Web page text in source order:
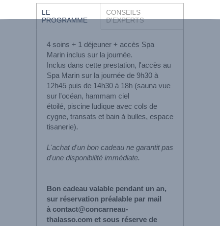
LE
PROGRAMME
CONSEILS
D'EXPERTS
4 soins + 1 déjeuner + accès Spa
Marin inclus sur la journée.
Inclus dans cette prestation, l'accès au
Spa Marin sur la journée de 9h30 à
12h45 puis de 14h30 à 18h (sauna vue
sur l'océan, hammam ciel
étoilé, piscine ludique avec cols de
cygne, transats et bain à bulles, espace
tisanerie).
L'achat d'un bon cadeau ne garantit pas
d'une disponibilité immédiate.
Bon cadeau valable pendant un an,
sur réservation préalable par mail
à contact@concarneau-
thalasso.com et sous réserve de